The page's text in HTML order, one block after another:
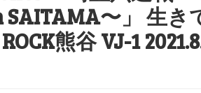
SAITAMA〜」 生き
熊谷 VJ-1